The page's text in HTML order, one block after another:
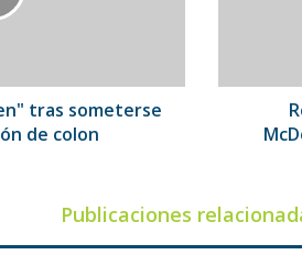
tras someterse
de colon
hambre
Publicaciones